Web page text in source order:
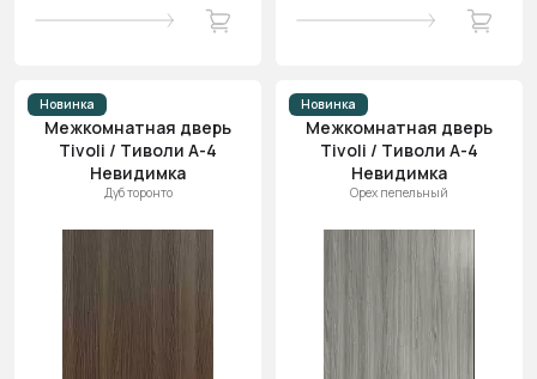
Новинка
Межкомнатная дверь
Tivoli / Тиволи А-4
Невидимка
Дуб торонто
Новинка
Межкомнатная дверь
Tivoli / Тиволи А-4
Невидимка
Орех пепельный